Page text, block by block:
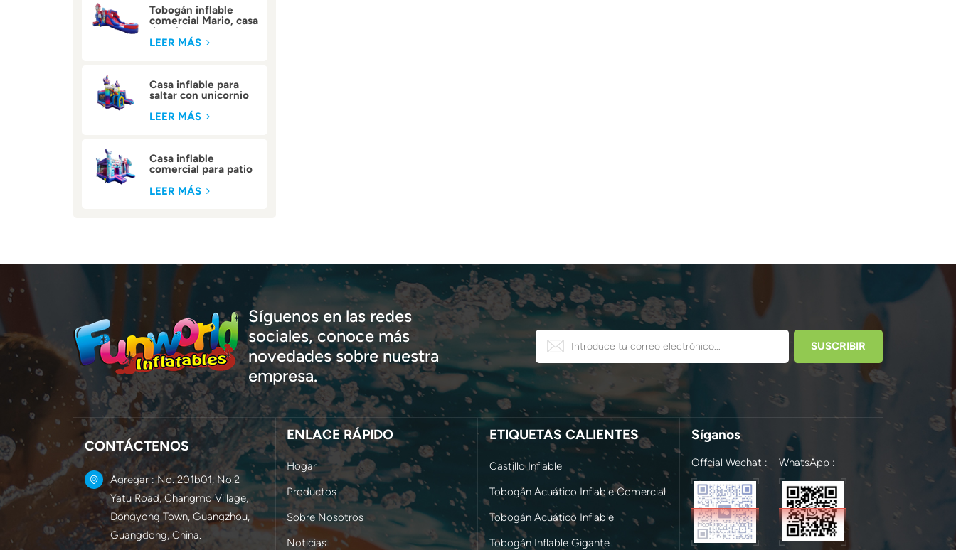
Tobogán inflable
comercial Mario, casa
de rebote
LEER MÁS
Casa inflable para
saltar con unicornio
LEER MÁS
Casa inflable
comercial para patio
LEER MÁS
Síguenos en las redes
sociales, conoce más
novedades sobre nuestra
empresa.
CONTÁCTENOS
Agregar : No. 201b01, No.2
Yatu Road, Changmo Village,
Dongyong Town, Guangzhou,
Guangdong, China.
ENLACE RÁPIDO
Hogar
Productos
Sobre Nosotros
Noticias
ETIQUETAS CALIENTES
Castillo Inflable
Tobogán Acuático Inflable Comercial
Tobogán Acuático Inflable
Tobogán Inflable Gigante
Síganos
Offcial Wechat : WhatsApp :